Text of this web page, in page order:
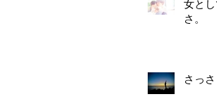
女と
さ。
さっ